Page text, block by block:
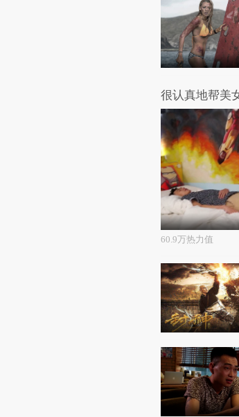
很认真地帮美
60.9万热力值